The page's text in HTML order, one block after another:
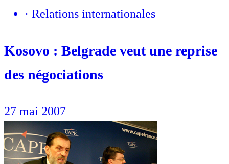
· Relations internationales
Kosovo : Belgrade veut une reprise
des négociations
27 mai 2007